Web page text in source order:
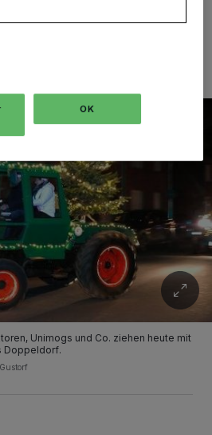
Eine Minute Lesezeit
Unimogs und Co. ziehen heute mit
Doppeldorf.
OK